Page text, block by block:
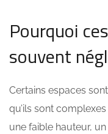
Pourquoi
souvent
Certains espaces
qu’ils sont
une faible hauteur,